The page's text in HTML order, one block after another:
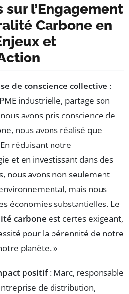
sur l’Engagement
Carbone en
et
de conscience collective :
industrielle, partage son
avons pris conscience de
nous avons réalisé que
réduisant notre
et en investissant dans des
nous avons non seulement
mais nous
économies substantielles. Le
carbone est certes exigeant,
pour la pérennité de notre
planète. »
positif: Marc, responsable
de distribution,